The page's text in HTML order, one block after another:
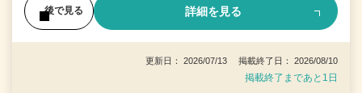
後で見る 詳細を見る
更新日： 2026/07/13 掲載終了日： 2026/08/10
掲載終了まであと1日